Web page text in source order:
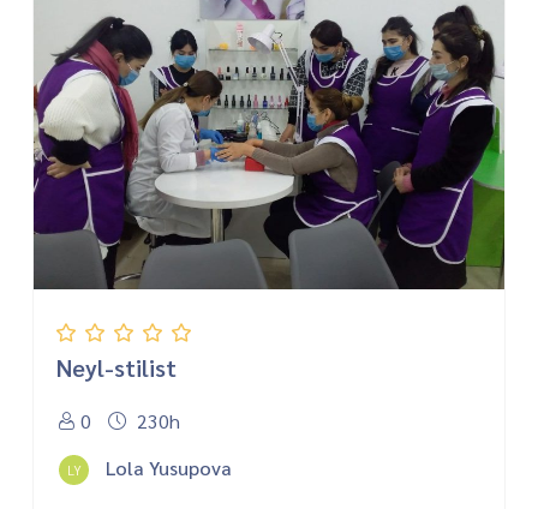
Neyl-stilist
0 230h
LY Lola Yusupova